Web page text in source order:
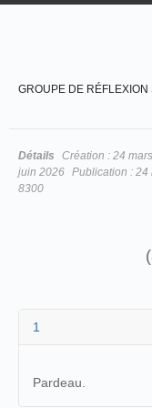
GROUPE DE
Détails Création : 24
juin 2026 Publication : 24
8300
1
Pardeau.